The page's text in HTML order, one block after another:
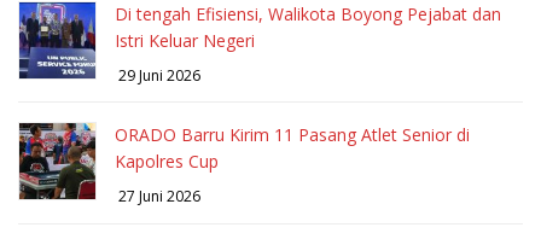
Di tengah Efisiensi, Walikota Boyong Pejabat dan
Istri Keluar Negeri
29 Juni 2026
ORADO Barru Kirim 11 Pasang Atlet Senior di
Kapolres Cup
27 Juni 2026